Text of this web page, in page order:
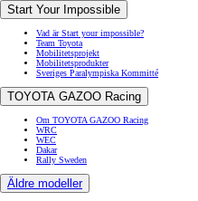
Start Your Impossible
Vad är Start your impossible?
Team Toyota
Mobilitetsprojekt
Mobilitetsprodukter
Sveriges Paralympiska Kommitté
TOYOTA GAZOO Racing
Om TOYOTA GAZOO Racing
WRC
WEC
Dakar
Rally Sweden
Äldre modeller